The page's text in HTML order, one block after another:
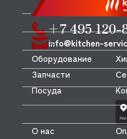
MORELLO FORNI
MORETTI
MORICE
MULLER
MUSSO
NOPEIN
+7 495 120-
info@kitchen-
Оборудование
Запчасти
Посуда
О нас